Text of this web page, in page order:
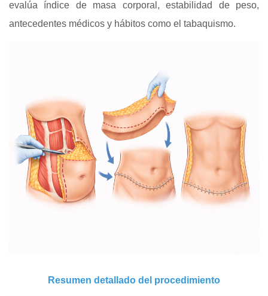
evalúa índice de masa corporal, estabilidad de peso,
antecedentes médicos y hábitos como el tabaquismo.
Resumen detallado del procedimiento